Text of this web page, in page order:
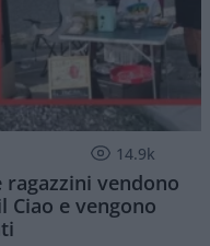
14.9k
vendono
e vengono